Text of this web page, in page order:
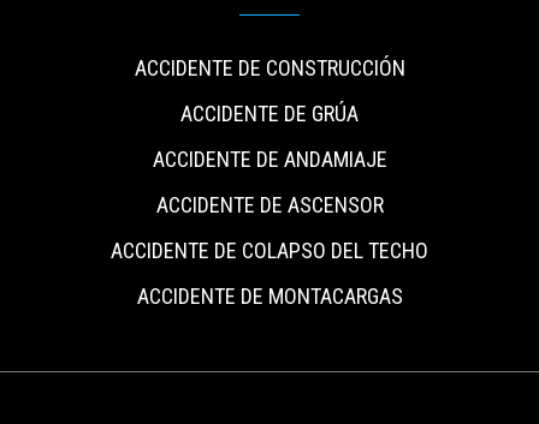
ACCIDENTE DE CONSTRUCCIÓN
ACCIDENTE DE GRÚA
ACCIDENTE DE ANDAMIAJE
ACCIDENTE DE ASCENSOR
ACCIDENTE DE COLAPSO DEL TECHO
ACCIDENTE DE MONTACARGAS